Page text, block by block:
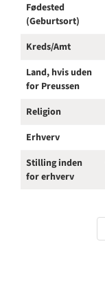
Fødested
(Geburtsort)
Kreds/Amt
Land, hvis uden
for Preussen
Religion
Erhverv
Stilling inden
for erhverv